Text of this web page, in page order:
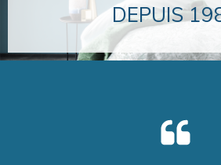
DEPUIS